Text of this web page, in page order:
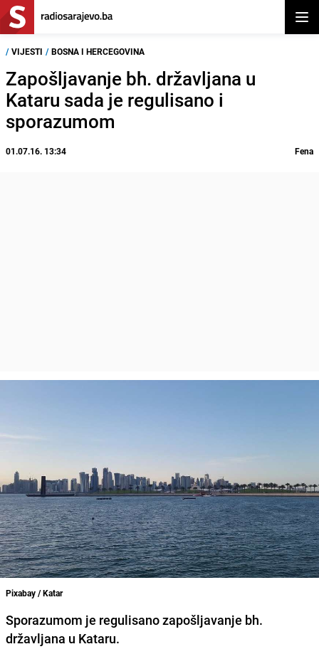
/ VIJESTI / BOSNA I HERCEGOVINA
Zapošljavanje bh. državljana u
Kataru sada je regulisano i
sporazumom
01.07.16. 13:34 Fena
Pixabay / Katar
Sporazumom je regulisano zapošljavanje bh.
državljana u Kataru.